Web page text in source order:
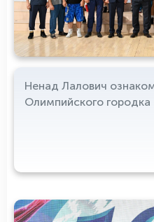
Ненад Лалович
Олимпийского городка